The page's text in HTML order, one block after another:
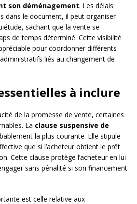
son déménagement. Les délais
dans le document, il peut organiser
sachant que la vente se
de temps déterminé. Cette visibilité
pour coordonner différents
liés au changement de
à inclure
de la promesse de vente, certaines
La clause suspensive de
la plus courante. Elle stipule
que si l’acheteur obtient le prêt
Cette clause protège l’acheteur en lui
sans pénalité si son financement
est celle relative aux